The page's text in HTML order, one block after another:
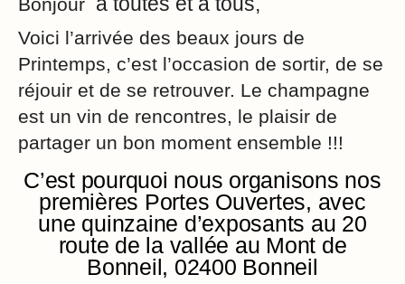
Voici l’arrivée des beaux jours de
Printemps, c’est l’occasion de sortir, de se
réjouir et de se retrouver. Le champagne
est un vin de rencontres, le plaisir de
partager un bon moment ensemble !!!
C’est pourquoi nous organisons nos
premières Portes Ouvertes, avec
une quinzaine d’exposants au 20
route de la vallée au Mont de
Bonneil, 02400 Bonneil